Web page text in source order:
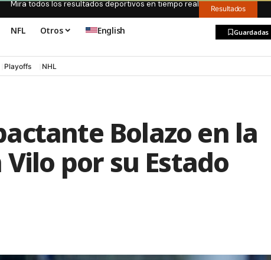
Mira todos los resultados deportivos en tiempo real Resultados
NFL Otros English Guardadas
Playoffs NHL
Bolazo en la
por su Estado